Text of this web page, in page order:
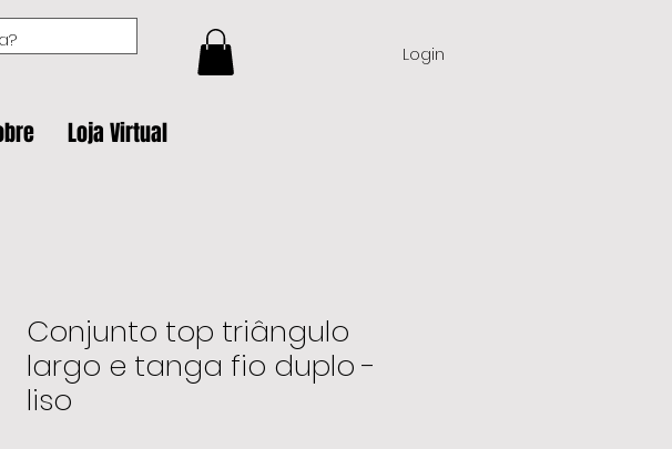
Login
Loja Virtual
Conjunto top triângulo
largo e tanga fio duplo -
liso